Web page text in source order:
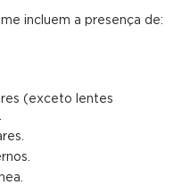
incluem a presença de:
(exceto lentes